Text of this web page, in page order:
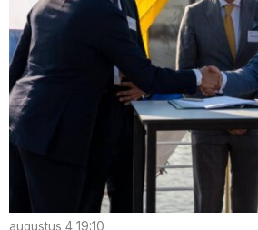
augustus 4 19:10